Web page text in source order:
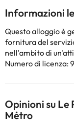
di distanza.
struttura.
La struttura non è
nubilato/celibato o
Alcuni dei servizi
Informazioni
Questo alloggio è
fornitura del
nell'ambito di
Numero di
Opinioni su Le
Métro